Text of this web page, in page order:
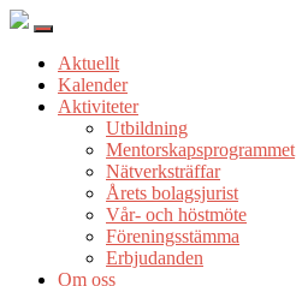
Aktuellt
Kalender
Aktiviteter
Utbildning
Mentorskapsprogrammet
Nätverksträffar
Årets bolagsjurist
Vår- och höstmöte
Föreningsstämma
Erbjudanden
Om oss